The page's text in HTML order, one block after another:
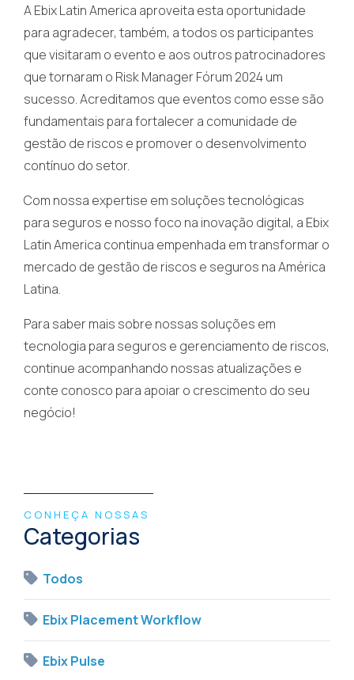
A Ebix Latin America aproveita esta oportunidade
para agradecer, também, a todos os participantes
que visitaram o evento e aos outros patrocinadores
que tornaram o Risk Manager Fórum 2024 um
sucesso. Acreditamos que eventos como esse são
fundamentais para fortalecer a comunidade de
gestão de riscos e promover o desenvolvimento
contínuo do setor.
Com nossa expertise em soluções tecnológicas
para seguros e nosso foco na inovação digital, a Ebix
Latin America continua empenhada em transformar o
mercado de gestão de riscos e seguros na América
Latina.
Para saber mais sobre nossas soluções em
tecnologia para seguros e gerenciamento de riscos,
continue acompanhando nossas atualizações e
conte conosco para apoiar o crescimento do seu
negócio!
CONHEÇA NOSSAS
Categorias
Todos
Ebix Placement Workflow
Ebix Pulse